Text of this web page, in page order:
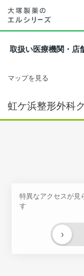
取扱い医療機関・店
マップを見る
虹ケ浜整形外科
特異なアクセスが見
す
›